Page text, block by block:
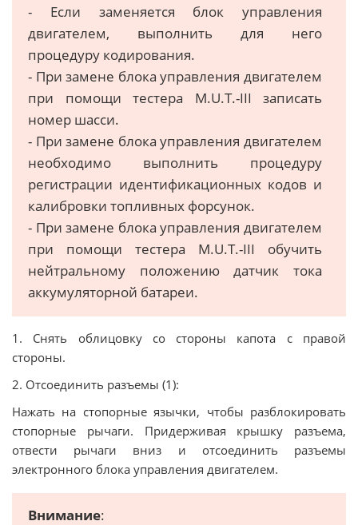
- Если заменяется блок управления
двигателем, выполнить для него
процедуру кодирования.
- При замене блока управления двигателем
при помощи тестера M.U.T.-III записать
номер шасси.
- При замене блока управления двигателем
необходимо выполнить процедуру
регистрации идентификационных кодов и
калибровки топливных форсунок.
- При замене блока управления двигателем
при помощи тестера M.U.T.-III обучить
нейтральному положению датчик тока
аккумуляторной батареи.
1. Снять облицовку со стороны капота с правой
стороны.
2. Отсоединить разъемы (1):
Нажать на стопорные язычки, чтобы разблокировать
стопорные рычаги. Придерживая крышку разъема,
отвести рычаги вниз и отсоединить разъемы
электронного блока управления двигателем.
Внимание: